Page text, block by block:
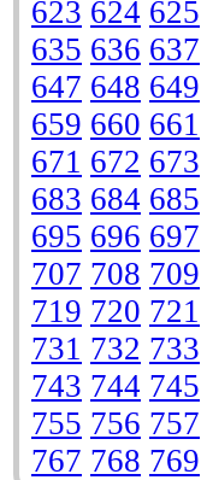
623 624 625
635 636 637
647 648 649
659 660 661
671 672 673
683 684 685
695 696 697
707 708 709
719 720 721
731 732 733
743 744 745
755 756 757
767 768 769